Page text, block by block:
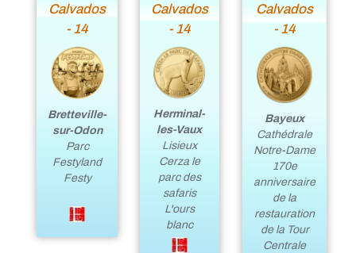
Calvados
- 14
Bretteville-
sur-Odon
Parc
Festyland
Festy
Calvados
- 14
Herminal-
les-Vaux
Lisieux
Cerza le
parc des
safaris
L'ours
blanc
Calvados
- 14
Bayeux
Cathédrale
Notre-Dame
170e
anniversaire
de la
restauration
de la Tour
Centrale